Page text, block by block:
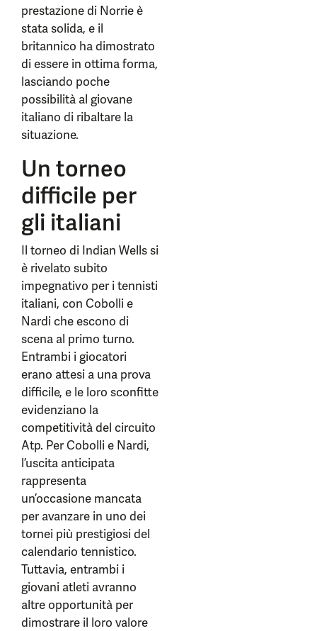
prestazione di Norrie è
stata solida, e il
britannico ha dimostrato
di essere in ottima forma,
lasciando poche
possibilità al giovane
italiano di ribaltare la
situazione.
Un torneo
difficile per
gli italiani
Il torneo di Indian Wells si
è rivelato subito
impegnativo per i tennisti
italiani, con Cobolli e
Nardi che escono di
scena al primo turno.
Entrambi i giocatori
erano attesi a una prova
difficile, e le loro sconfitte
evidenziano la
competitività del circuito
Atp. Per Cobolli e Nardi,
l’uscita anticipata
rappresenta
un’occasione mancata
per avanzare in uno dei
tornei più prestigiosi del
calendario tennistico.
Tuttavia, entrambi i
giovani atleti avranno
altre opportunità per
dimostrare il loro valore